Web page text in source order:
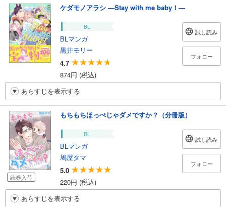
ケダモノアラシ ―Stay with me baby！―
BL
BLマンガ
黒井モリー
4.7
874円 (税込)
試し読み
フォロー
あらすじを表示する
続巻入荷
もちもちほっぺじゃダメですか？（分冊版）
BL
BLマンガ
鳩屋タマ
5.0
220円 (税込)
試し読み
フォロー
あらすじを表示する